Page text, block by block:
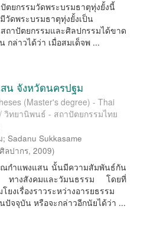
ตยกรรมวัดพระบรมธาตุทุ่งยั้งนี้
วัดพระบรมธาตุทุ่งยั้งเป็น
ถาปัตยกรรมและศิลปกรรมได้ขาด
กล่าวได้ว่า เมื่อสมเด็จพ ...
น จังหวัดนครปฐม
(Master's degree) - Thai
วิทยานิพนธ์ - สถาปัตยกรรมไทย
; Sadanu Sukkasame
ลปากร, 2009)
ณกำแพงแสน นั้นมีความสัมพันธ์กัน
างสังคมและวัมนธรรม โดยที่
งเรื่องราวระหว่างอารยธรรม
จจุบัน หรือจะกล่าวอีกนัยได้ว่า ...